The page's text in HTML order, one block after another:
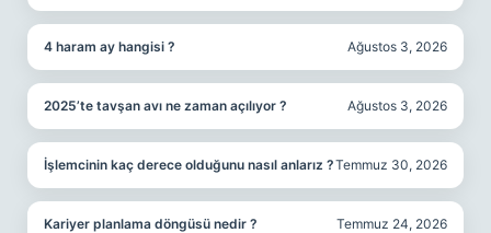
4 haram ay hangisi ? Ağustos 3, 2026
2025’te tavşan avı ne zaman açılıyor ? Ağustos 3, 2026
İşlemcinin kaç derece olduğunu nasıl anlarız ?Temmuz 30, 2026
Kariyer planlama döngüsü nedir ? Temmuz 24, 2026